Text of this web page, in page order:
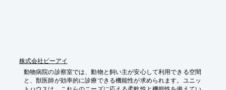
株式会社ビーアイ
動物病院の診察室では、動物と飼い主が安心して利用できる空間
と、獣医師が効率的に診療できる機能性が求められます。ユニッ